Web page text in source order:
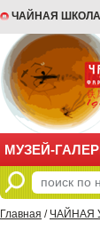
ЧАЙНАЯ ШКОЛА
МУЗЕЙ-
Главная / ЧАЙНАЯ